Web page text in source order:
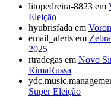
litopedreira-8823 em
Eleição
hyubrisfada em
email_alerts em
2025
rtradegas em Novo
RimaRussa
Super Eleição